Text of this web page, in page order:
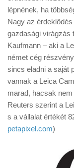
Helyszíni Riport
E-BB
lépnének, ha
Nagy az
gazdasági virágzás
Kaufmann – aki a
német cég
sincs eladni a saját
vannak a Leica
marad, hacsak
Reuters szerint a
s a vállalat értékét
petapixel.com)